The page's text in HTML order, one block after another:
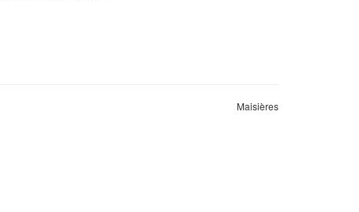
Maisières